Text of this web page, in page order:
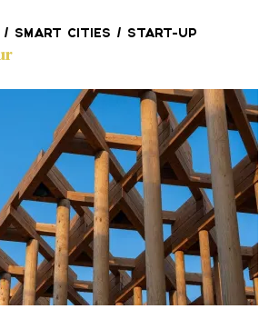
/ SMART CITIES / START-UP